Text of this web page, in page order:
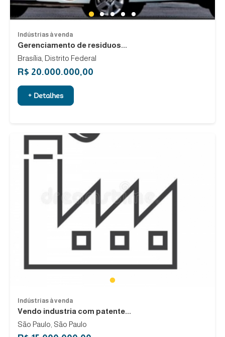
1 2 3 4 5
Indústrias à venda
Gerenciamento de residuos...
Brasília, Distrito Federal
R$ 20.000.000,00
+ Detalhes
1
Indústrias à venda
Vendo industria com patente...
São Paulo, São Paulo